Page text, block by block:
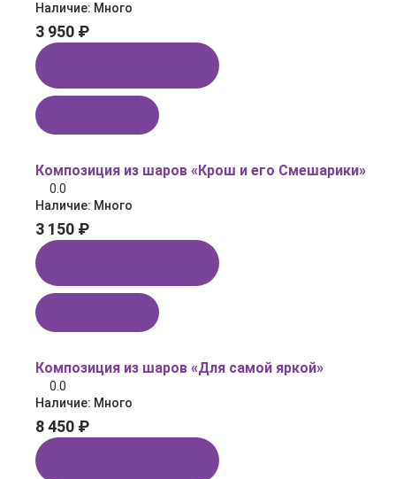
Наличие: Много
3 950 ₽
Композиция из шаров «Крош и его Смешарики»
0.0
Наличие: Много
3 150 ₽
Композиция из шаров «Для самой яркой»
0.0
Наличие: Много
8 450 ₽